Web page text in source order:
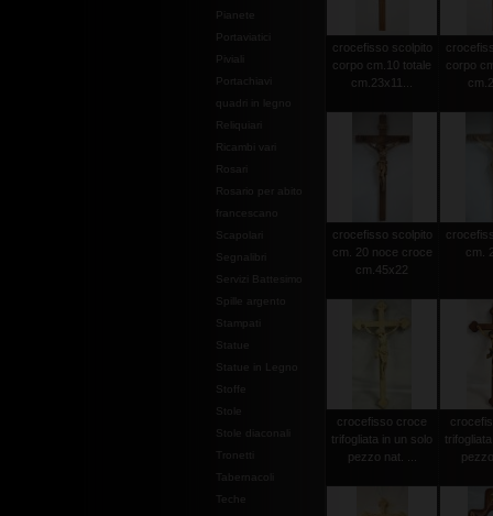
Pianete
Portaviatici
Piviali
Portachiavi
quadri in legno
Reliquiari
Ricambi vari
Rosari
Rosario per abito
francescano
Scapolari
Segnalibri
Servizi Battesimo
Spille argento
Stampati
Statue
Statue in Legno
Stoffe
Stole
Stole diaconali
Tabernacoli
crocefisso scolpito
corpo cm.10 totale
cm.23x11...
corpo
crocefisso scolpito
cm. 20 noce croce
cm.45x22
cm.
crocefisso croce
trifogliata in un solo
pezzo nat. ...